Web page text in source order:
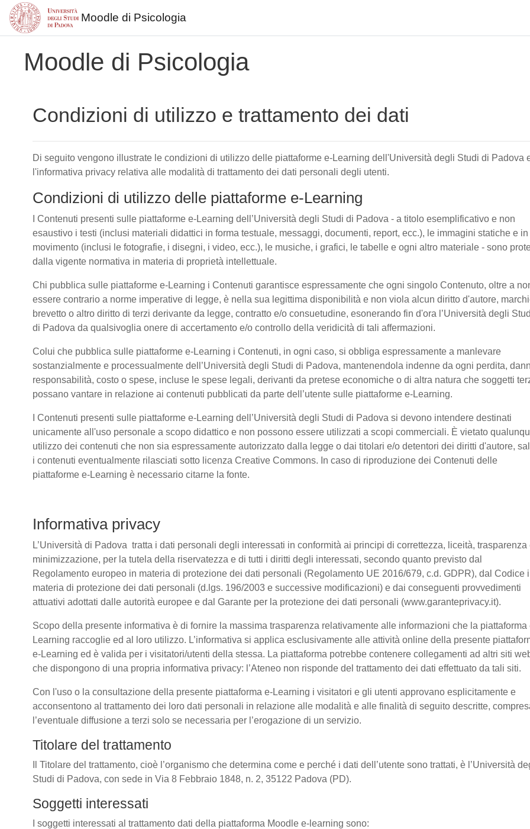
Moodle di Psicologia
Moodle di Psicologia
Condizioni di utilizzo e trattamento dei dati
Di seguito vengono illustrate le condizioni di utilizzo delle piattaforme e-Learning dell'Università degli Studi di Padova
l'informativa privacy relativa alle modalità di trattamento dei dati personali degli utenti.
Condizioni di utilizzo delle piattaforme e-Learning
I Contenuti presenti sulle piattaforme e-Learning dell’Università degli Studi di Padova - a titolo esemplificativo e non
esaustivo i testi (inclusi materiali didattici in forma testuale, messaggi, documenti, report, ecc.), le immagini statiche e in
movimento (inclusi le fotografie, i disegni, i video, ecc.), le musiche, i grafici, le tabelle e ogni altro materiale - sono
dalla vigente normativa in materia di proprietà intellettuale.
Chi pubblica sulle piattaforme e-Learning i Contenuti garantisce espressamente che ogni singolo Contenuto, oltre a
essere contrario a norme imperative di legge, è nella sua legittima disponibilità e non viola alcun diritto d'autore,
brevetto o altro diritto di terzi derivante da legge, contratto e/o consuetudine, esonerando fin d'ora l’Università degli
di Padova da qualsivoglia onere di accertamento e/o controllo della veridicità di tali affermazioni.
Colui che pubblica sulle piattaforme e-Learning i Contenuti, in ogni caso, si obbliga espressamente a manlevare
sostanzialmente e processualmente dell’Università degli Studi di Padova, mantenendola indenne da ogni perdita,
responsabilità, costo o spese, incluse le spese legali, derivanti da pretese economiche o di altra natura che soggetti
possano vantare in relazione ai contenuti pubblicati da parte dell’utente sulle piattaforme e-Learning.
I Contenuti presenti sulle piattaforme e-Learning dell’Università degli Studi di Padova si devono intendere destinati
unicamente all'uso personale a scopo didattico e non possono essere utilizzati a scopi commerciali. È vietato
utilizzo dei contenuti che non sia espressamente autorizzato dalla legge o dai titolari e/o detentori dei diritti d'autore,
i contenuti eventualmente rilasciati sotto licenza Creative Commons. In caso di riproduzione dei Contenuti delle
piattaforme e-Learning è necessario citarne la fonte.
Informativa privacy
L’Università di Padova tratta i dati personali degli interessati in conformità ai principi di correttezza, liceità, trasparenza
minimizzazione, per la tutela della riservatezza e di tutti i diritti degli interessati, secondo quanto previsto dal
Regolamento europeo in materia di protezione dei dati personali (Regolamento UE 2016/679, c.d. GDPR), dal Codice
materia di protezione dei dati personali (d.lgs. 196/2003 e successive modificazioni) e dai conseguenti provvedimenti
attuativi adottati dalle autorità europee e dal Garante per la protezione dei dati personali (www.garanteprivacy.it).
Scopo della presente informativa è di fornire la massima trasparenza relativamente alle informazioni che la piattaforma
Learning raccoglie ed al loro utilizzo. L’informativa si applica esclusivamente alle attività online della presente
e-Learning ed è valida per i visitatori/utenti della stessa. La piattaforma potrebbe contenere collegamenti ad altri siti
che dispongono di una propria informativa privacy: l’Ateneo non risponde del trattamento dei dati effettuato da tali siti.
Con l'uso o la consultazione della presente piattaforma e-Learning i visitatori e gli utenti approvano esplicitamente e
acconsentono al trattamento dei loro dati personali in relazione alle modalità e alle finalità di seguito descritte,
l’eventuale diffusione a terzi solo se necessaria per l’erogazione di un servizio.
Titolare del trattamento
Il Titolare del trattamento, cioè l’organismo che determina come e perché i dati dell’utente sono trattati, è l’Università
Studi di Padova, con sede in Via 8 Febbraio 1848, n. 2, 35122 Padova (PD).
Soggetti interessati
I soggetti interessati al trattamento dati della piattaforma Moodle e-learning sono: